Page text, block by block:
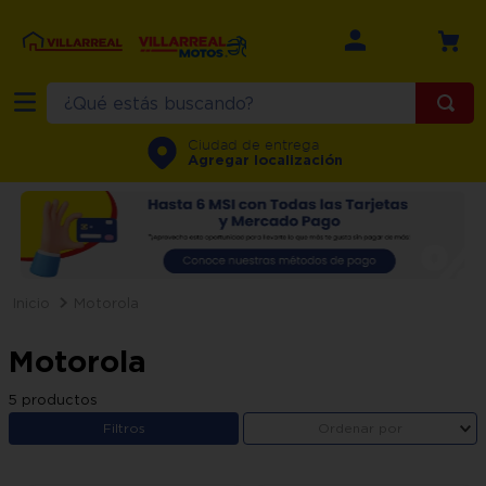
¿Qué estás buscando?
Ciudad de entrega
Agregar localización
Motorola
5 productos
Filtros
TÉRMINOS MÁS BUSCADOS
1.
refrigerador
2.
recamara
3.
6.
salas
7.
8.
sala